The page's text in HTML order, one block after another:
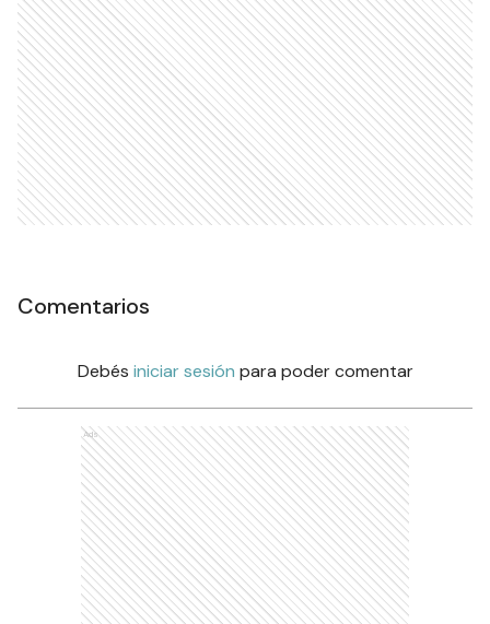
Comentarios
Debés iniciar sesión para poder comentar
Ads